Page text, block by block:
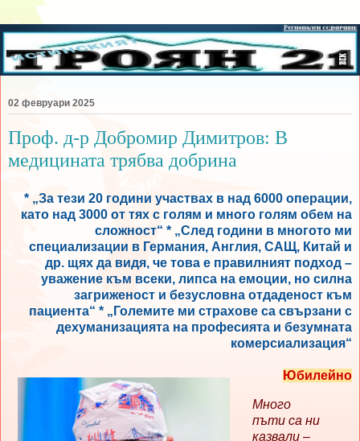
02 февруари 2025
Проф. д-р Добромир Димитров: В
медицината трябва добрина
* „За тези 20 години участвах в над 6000 операции,
като над 3000 от тях с голям и много голям обем на
сложност“ * „След години в многото ми
специализации в Германия, Англия, САЩ, Китай и
др. щях да видя, че това е правилният подход –
уважение към всеки, липса на емоции, но силна
загриженост и безусловна отдаденост към
пациента“ * „Големите ми страхове са свързани с
дехуманизацията на професията и безумната
комерсиализация“
Юбилейно
Много
пъти са ни
казвали –